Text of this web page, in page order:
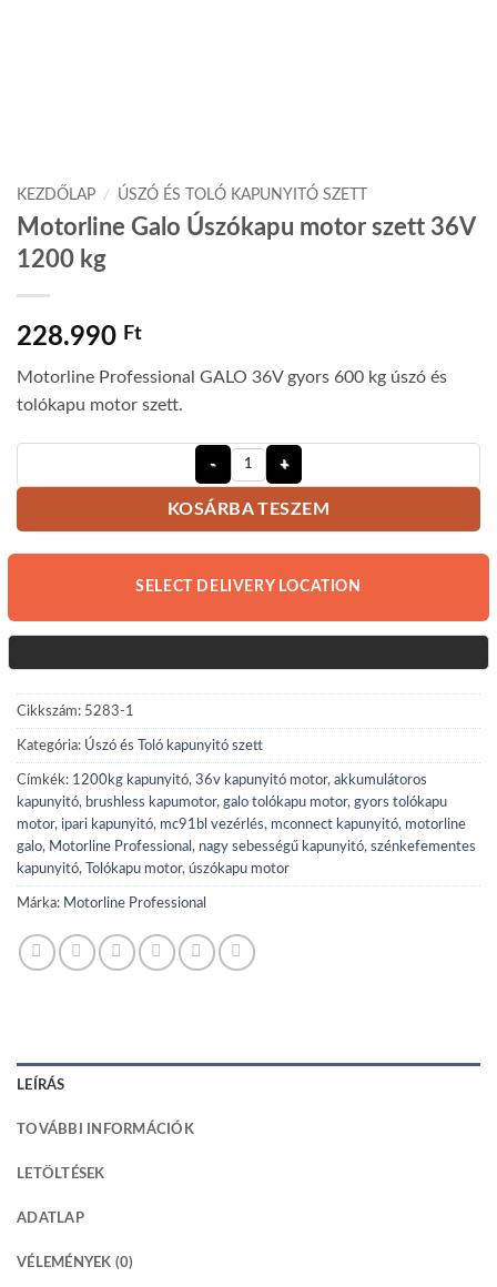
KEZDŐLAP / ÚSZÓ ÉS TOLÓ KAPUNYITÓ SZETT
Motorline Galo Úszókapu motor szett 36V
1200 kg
228.990 Ft
Motorline Professional GALO 36V gyors 600 kg úszó és
tolókapu motor szett.
Motorline Galo Úszókapu motor
KOSÁRBA TESZEM
SELECT DELIVERY LOCATION
Cikkszám: 5283-1
Kategória: Úszó és Toló kapunyitó szett
Címkék: 1200kg kapunyitó, 36v kapunyitó motor, akkumulátoros
kapunyitó, brushless kapumotor, galo tolókapu motor, gyors tolókapu
motor, ipari kapunyitó, mc91bl vezérlés, mconnect kapunyitó, motorline
galo, Motorline Professional , nagy sebességű kapunyitó, szénkefementes
kapunyitó, Tolókapu motor, úszókapu motor
Márka: Motorline Professional
LEÍRÁS
TOVÁBBI INFORMÁCIÓK
LETÖLTÉSEK
ADATLAP
VÉLEMÉNYEK (0)